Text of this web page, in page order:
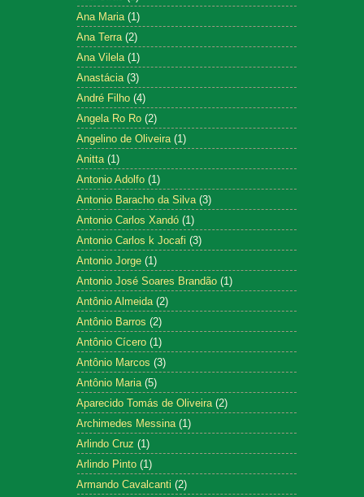
Ana Maria (1)
Ana Terra (2)
Ana Vilela (1)
Anastácia (3)
André Filho (4)
Angela Ro Ro (2)
Angelino de Oliveira (1)
Anitta (1)
Antonio Adolfo (1)
Antonio Baracho da Silva (3)
Antonio Carlos Xandó (1)
Antonio Carlos k Jocafi (3)
Antonio Jorge (1)
Antonio José Soares Brandão (1)
Antônio Almeida (2)
Antônio Barros (2)
Antônio Cícero (1)
Antônio Marcos (3)
Antônio Maria (5)
Aparecido Tomás de Oliveira (2)
Archimedes Messina (1)
Arlindo Cruz (1)
Arlindo Pinto (1)
Armando Cavalcanti (2)